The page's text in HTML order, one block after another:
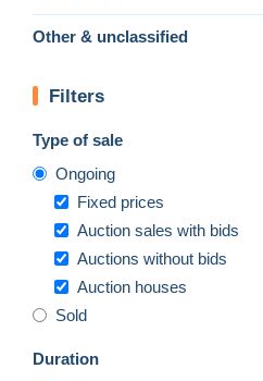
Other & unclassified
Filters
Type of sale
Ongoing
Fixed prices
Auction sales with bids
Auctions without bids
Auction houses
Sold
Duration